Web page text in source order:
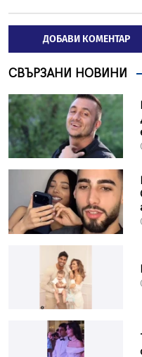
ДОБАВИ КОМЕНТАР
СВЪРЗАНИ НОВИНИ